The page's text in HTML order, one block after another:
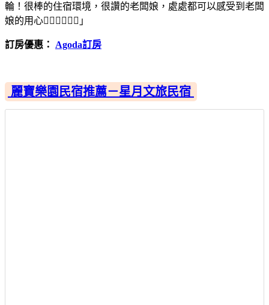
輪！很棒的住宿環境，很讚的老闆娘，處處都可以感受到老闆
娘的用心👍🏻👍🏻👍🏻」
訂房優惠： Agoda訂房
麗寶樂園民宿推薦－星月文旅民宿